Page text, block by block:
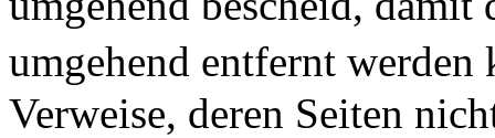
umgehend entfernt
Verweise, deren Seiten